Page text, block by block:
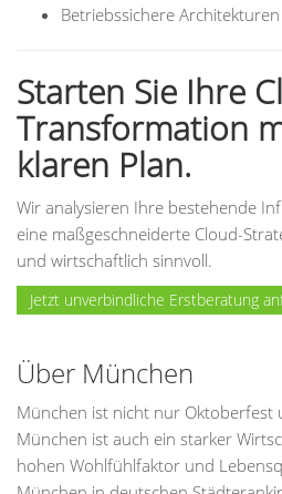
Betriebssichere
Starten Sie Ihre
Transformation
klaren Plan.
Wir analysieren Ihre bestehende
eine maßgeschneiderte Cloud-
und wirtschaftlich sinnvoll.
Jetzt unverbindliche Erstberatung
Über München
München ist nicht nur Oktoberfest
München ist auch ein starker
hohen Wohlfühlfaktor und